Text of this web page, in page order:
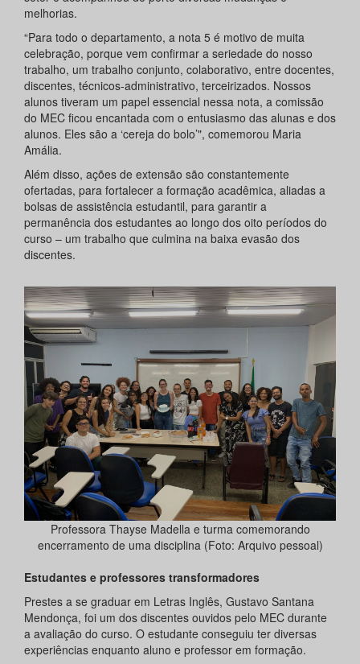
melhorias.
“Para todo o departamento, a nota 5 é motivo de muita
celebração, porque vem confirmar a seriedade do nosso
trabalho, um trabalho conjunto, colaborativo, entre docentes,
discentes, técnicos-administrativo, terceirizados. Nossos
alunos tiveram um papel essencial nessa nota, a comissão
do MEC ficou encantada com o entusiasmo das alunas e dos
alunos. Eles são a ‘cereja do bolo’", comemorou Maria
Amália.
Além disso, ações de extensão são constantemente
ofertadas, para fortalecer a formação acadêmica, aliadas a
bolsas de assistência estudantil, para garantir a
permanência dos estudantes ao longo dos oito períodos do
curso – um trabalho que culmina na baixa evasão dos
discentes.
Professora Thayse Madella e turma comemorando
encerramento de uma disciplina (Foto: Arquivo pessoal)
Estudantes e professores transformadores
Prestes a se graduar em Letras Inglês, Gustavo Santana
Mendonça, foi um dos discentes ouvidos pelo MEC durante
a avaliação do curso. O estudante conseguiu ter diversas
experiências enquanto aluno e professor em formação.